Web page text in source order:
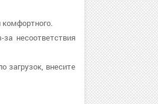
комфортного.
несоответствия
загрузок, внесите